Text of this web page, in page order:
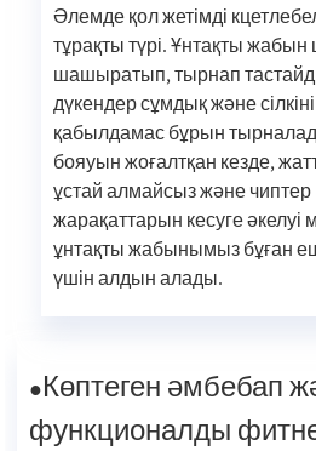
Әлемде қол жетімді
тұрақты түрі. Ұнтақты жабын
шашыратып, тырнап
дүкендер сұмдық және
қабылдамас бұрын
бояуын жоғалтқан кезде,
ұстай алмайсыз және
жарақаттарын кесуге әкелуі
ұнтақты жабынымыз бұған
үшін алдын алады.
●Көптеген әмбебап
функционалды